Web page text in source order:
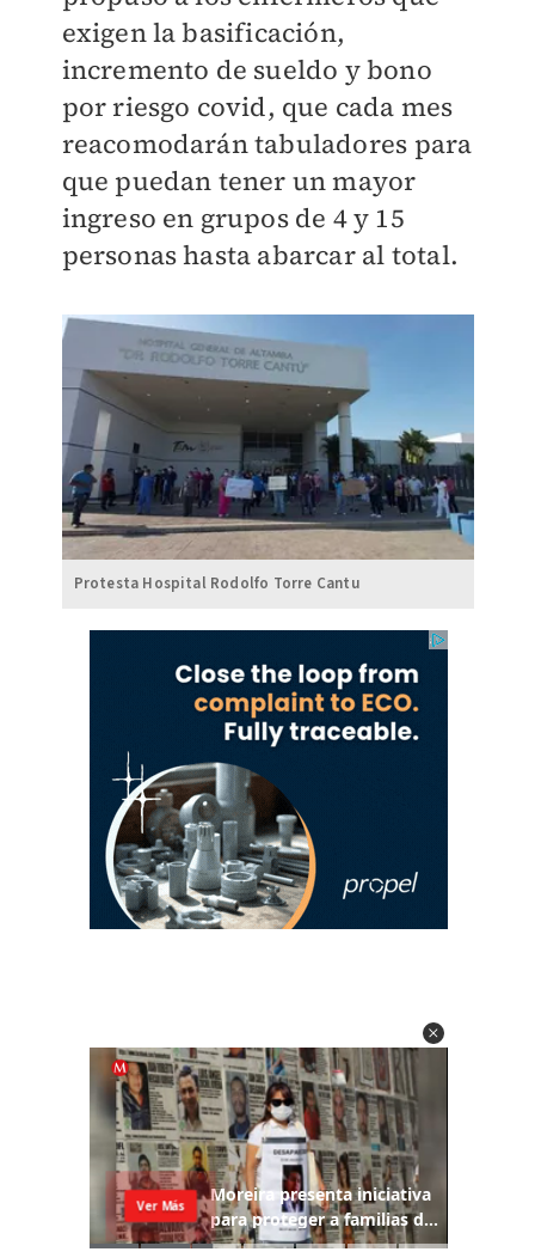
exigen la basificación,
incremento de sueldo y bono
por riesgo covid, que cada mes
reacomodarán tabuladores para
que puedan tener un mayor
ingreso en grupos de 4 y 15
personas hasta abarcar al total.
Protesta Hospital Rodolfo Torre Cantu